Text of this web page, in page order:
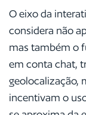
O eixo da
considera não
mas também o
em conta chat,
geolocalização,
incentivam o